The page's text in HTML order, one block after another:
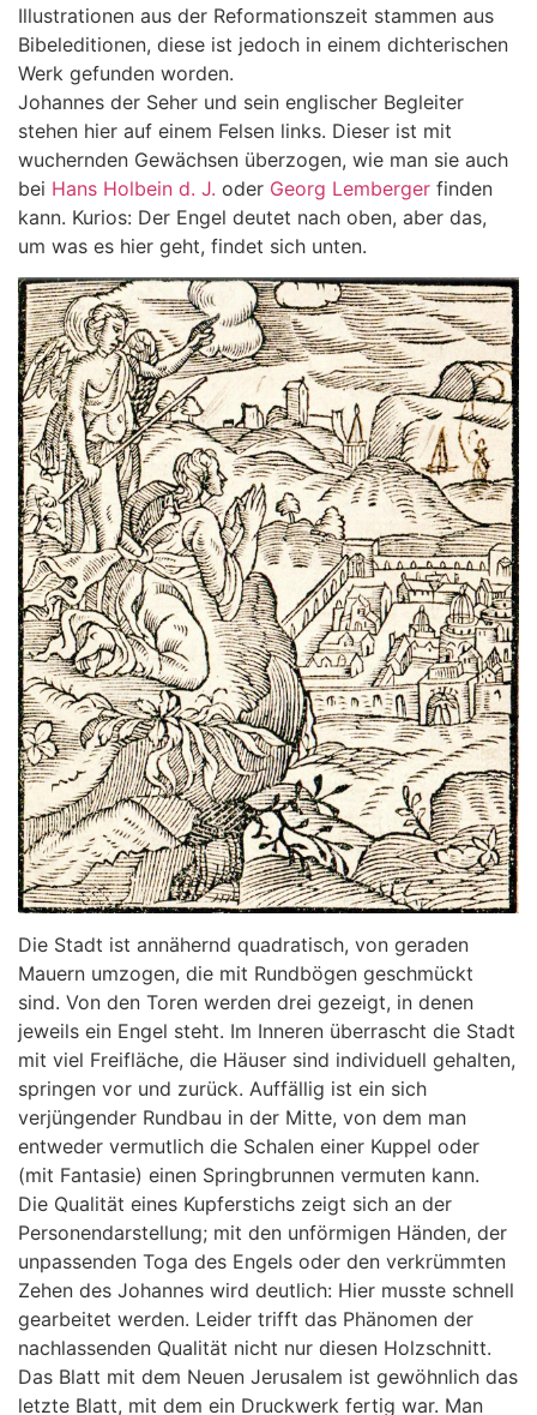
Illustrationen aus der Reformationszeit stammen aus
Bibeleditionen, diese ist jedoch in einem dichterischen
Werk gefunden worden.
Johannes der Seher und sein englischer Begleiter
stehen hier auf einem Felsen links. Dieser ist mit
wuchernden Gewächsen überzogen, wie man sie auch
bei Hans Holbein d. J. oder Georg Lemberger finden
kann. Kurios: Der Engel deutet nach oben, aber das,
um was es hier geht, findet sich unten.
Die Stadt ist annähernd quadratisch, von geraden
Mauern umzogen, die mit Rundbögen geschmückt
sind. Von den Toren werden drei gezeigt, in denen
jeweils ein Engel steht. Im Inneren überrascht die Stadt
mit viel Freifläche, die Häuser sind individuell gehalten,
springen vor und zurück. Auffällig ist ein sich
verjüngender Rundbau in der Mitte, von dem man
entweder vermutlich die Schalen einer Kuppel oder
(mit Fantasie) einen Springbrunnen vermuten kann.
Die Qualität eines Kupferstichs zeigt sich an der
Personendarstellung; mit den unförmigen Händen, der
unpassenden Toga des Engels oder den verkrümmten
Zehen des Johannes wird deutlich: Hier musste schnell
gearbeitet werden. Leider trifft das Phänomen der
nachlassenden Qualität nicht nur diesen Holzschnitt.
Das Blatt mit dem Neuen Jerusalem ist gewöhnlich das
letzte Blatt, mit dem ein Druckwerk fertig war. Man